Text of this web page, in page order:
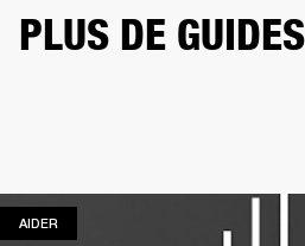
PLUS DE GUIDES
AIDER